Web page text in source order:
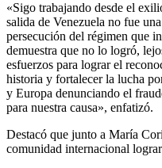
«Sigo trabajando desde el
salida de Venezuela no fue
persecución del régimen que
demuestra que no lo logró,
esfuerzos para lograr el
historia y fortalecer la lucha
y Europa denunciando el
para nuestra causa», enfatizó.
Destacó que junto a María
comunidad internacional